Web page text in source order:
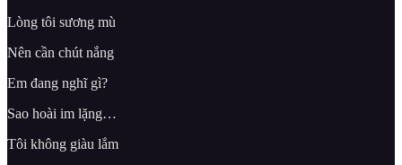
Lòng tôi sương mù
Nên cần chút nắng
Em đang nghĩ gì?
Sao hoài im lặng…
Tôi không giàu lắm